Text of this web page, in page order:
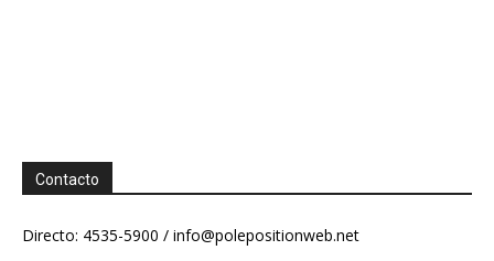
Contacto
Directo: 4535-5900 / info@polepositionweb.net